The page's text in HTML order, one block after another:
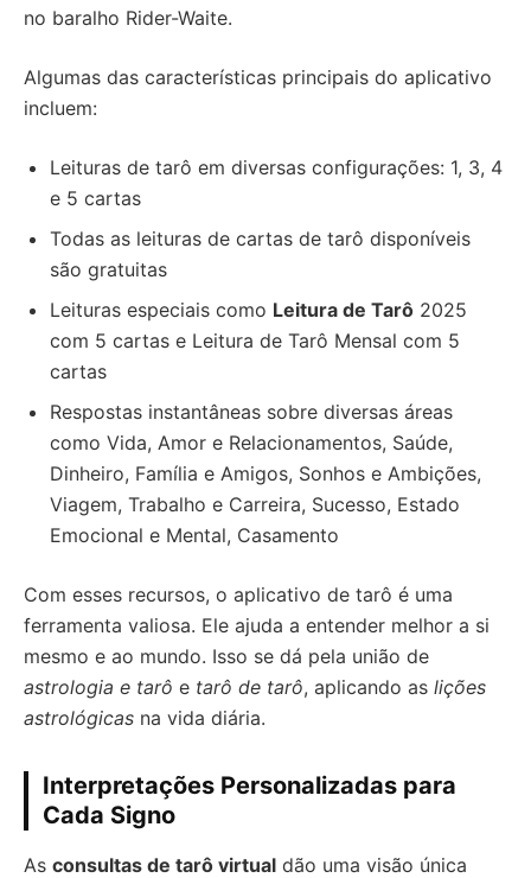
no baralho Rider-Waite.
Algumas das características principais do aplicativo
incluem:
Leituras de tarô em diversas configurações: 1, 3, 4
e 5 cartas
Todas as leituras de cartas de tarô disponíveis
são gratuitas
Leituras especiais como Leitura de Tarô 2025
com 5 cartas e Leitura de Tarô Mensal com 5
cartas
Respostas instantâneas sobre diversas áreas
como Vida, Amor e Relacionamentos, Saúde,
Dinheiro, Família e Amigos, Sonhos e Ambições,
Viagem, Trabalho e Carreira, Sucesso, Estado
Emocional e Mental, Casamento
Com esses recursos, o aplicativo de tarô é uma
ferramenta valiosa. Ele ajuda a entender melhor a si
mesmo e ao mundo. Isso se dá pela união de
astrologia e tarô e tarô de tarô, aplicando as lições
astrológicas na vida diária.
Interpretações Personalizadas para
Cada Signo
As consultas de tarô virtual dão uma visão única